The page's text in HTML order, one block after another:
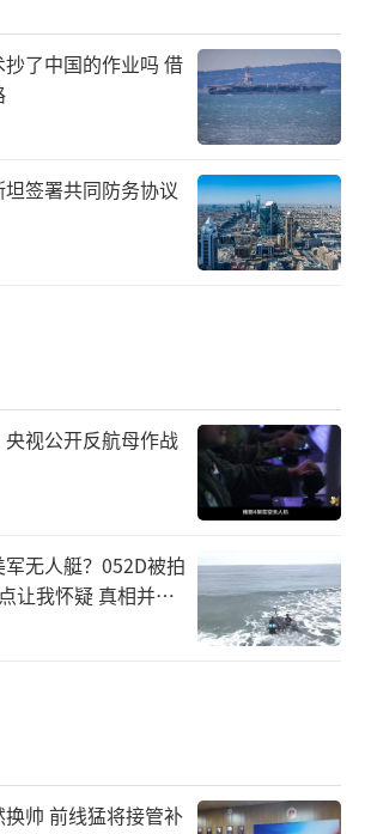
了中国的作业吗 借
签署共同防务协议
视公开反航母作战
无人艇？052D被拍
让我怀疑 真相并非
帅 前线猛将接管补